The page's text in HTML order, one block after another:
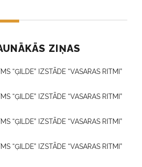
ZIŅAS
“ĢILDE” IZSTĀDE “VASARAS RITMI”
“ĢILDE” IZSTĀDE “VASARAS RITMI”
“ĢILDE” IZSTĀDE “VASARAS RITMI”
“ĢILDE” IZSTĀDE “VASARAS RITMI”